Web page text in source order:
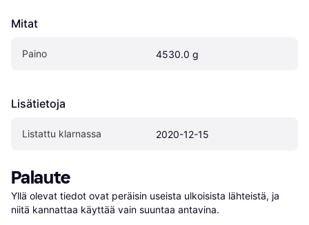
Mitat
Paino 4530.0 g
Lisätietoja
Listattu klarnassa 2020-12-15
Palaute
Yllä olevat tiedot ovat peräisin useista ulkoisista lähteistä, ja
niitä kannattaa käyttää vain suuntaa antavina.